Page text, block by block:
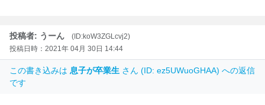
投稿者: うーん
(ID:koW3ZGLcvj2)
投稿日時：2021年 04月 30日 14:44
この書き込みは 息子が卒業生 さん (ID: ez5UWuoGHAA) への返信
です